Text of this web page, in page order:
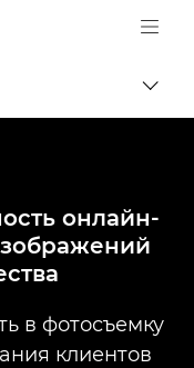
Canon Logo, back to
онлайн-
в фотосъемку
клиентов